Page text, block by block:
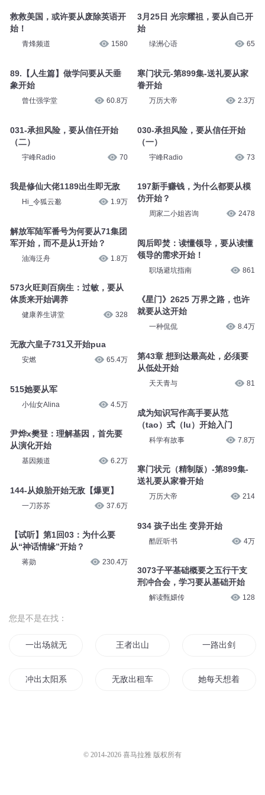
救救美国，或许要从废除英语开
始！
青烽频道 1580
89.【人生篇】做学问要从天垂
象开始
曾仕强学堂 60.8万
031-承担风险，要从信任开始
（二）
宇峰Radio 70
我是修仙大佬1189出生即无敌
Hi_令狐云邈 1.9万
解放军陆军番号为何要从71集团
军开始，而不是从1开始？
油海泛舟 1.8万
573火旺则百病生：过敏，要从
体质来开始调养
健康养生讲堂 328
无敌六皇子731又开始pua
安燃 65.4万
515她要从军
小仙女Alina 4.5万
尹烨x樊登：理解基因，首先要
从演化开始
基因频道 6.2万
144-从娘胎开始无敌【爆更】
一刀苏苏 37.6万
【试听】第1回03：为什么要
从“神话情缘”开始？
蒋勋 230.4万
3月25日 光宗耀祖，要从自己开
始
绿洲心语 65
寒门状元-第899集-送礼要从家
眷开始
万历大帝 2.3万
030-承担风险，要从信任开始
（一）
宇峰Radio 73
197新手赚钱，为什么都要从模
仿开始？
周家二小姐咨询 2478
阅后即焚：读懂领导，要从读懂
领导的需求开始！
职场避坑指南 861
《星门》2625 万界之路，也许
就要从这开始
一种侃侃 8.4万
第43章 想到达最高处，必须要
从低处开始
天天青与 81
成为知识写作高手要从范
（tao）式（lu）开始入门
科学有故事 7.8万
寒门状元（精制版）-第899集-
送礼要从家眷开始
万历大帝 214
934 孩子出生 变异开始
酷匠听书 4万
3073子平基础概要之五行干支
刑冲合会，学习要从基础开始
解读甄嬛传 128
您是不是在找：
一出场就无敌的主角 王者出山 一路出剑
冲出太阳系 无敌出租车 她每天想着从书
© 2014-2026 喜马拉雅 版权所有